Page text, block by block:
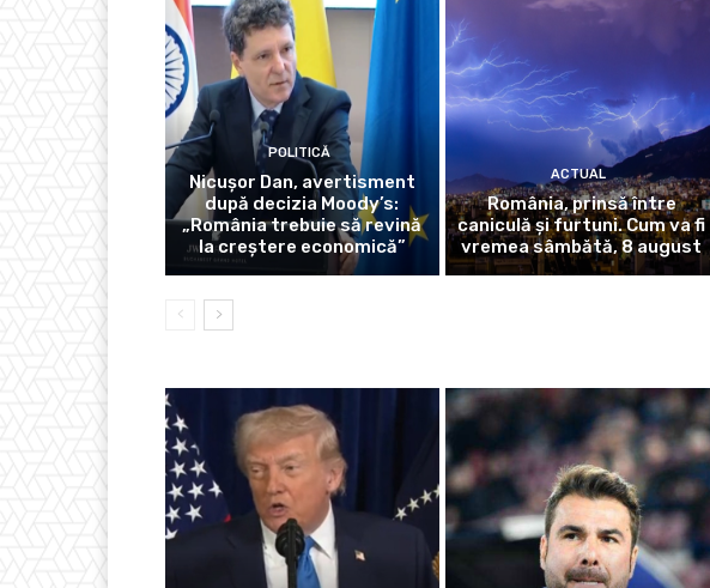
POLITICĂ
Nicușor Dan, avertisment
după decizia Moody’s:
„România trebuie să revină
la creștere economică”
ACTUAL
România, prinsă între
caniculă și furtuni. Cum va fi
vremea sâmbătă, 8 august